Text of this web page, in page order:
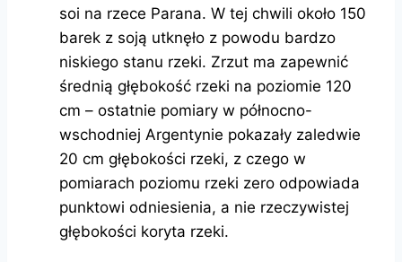
soi na rzece Parana. W tej chwili około 150
barek z soją utknęło z powodu bardzo
niskiego stanu rzeki. Zrzut ma zapewnić
średnią głębokość rzeki na poziomie 120
cm – ostatnie pomiary w północno-
wschodniej Argentynie pokazały zaledwie
20 cm głębokości rzeki, z czego w
pomiarach poziomu rzeki zero odpowiada
punktowi odniesienia, a nie rzeczywistej
głębokości koryta rzeki.